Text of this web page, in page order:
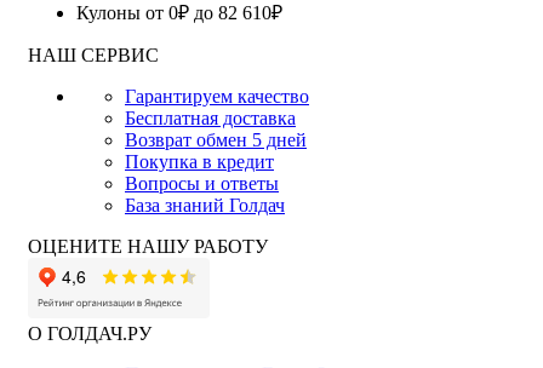
Кулоны от 0₽ до 82 610₽
НАШ СЕРВИС
Гарантируем качество
Бесплатная доставка
Возврат обмен 5 дней
Покупка в кредит
Вопросы и ответы
База знаний Голдач
ОЦЕНИТЕ НАШУ РАБОТУ
О ГОЛДАЧ.РУ